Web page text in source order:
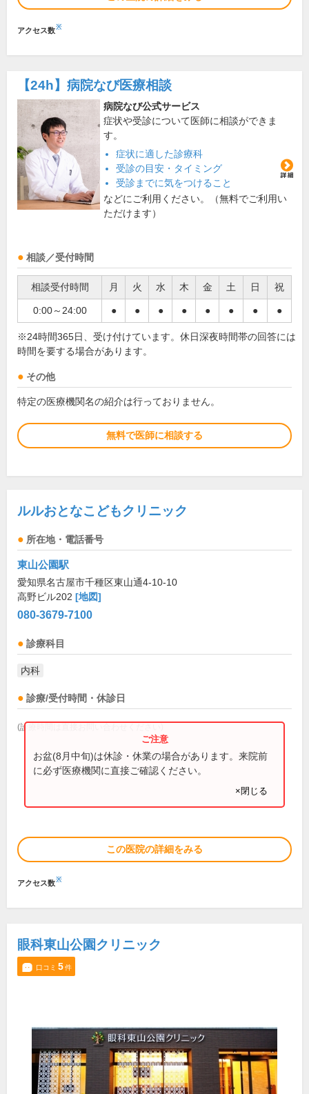
アクセス数※
【24h】 病院なび医療相談
病院なび公式サービス
症状や受診について医師に相談ができま
す。
症状に適した診療科
受診の目安・タイミング
受診までに気をつけること
などにご利用ください。（無料でご利用い
ただけます）
相談／受付時間
相談受付時間 月 火 水 木 金 土 日 祝
0:00～24:00 ● ● ● ● ● ● ● ●
※24時間365日、受け付けています。休日深夜時間帯の回答には
時間を要する場合があります。
その他
特定の医療機関名の紹介は行っておりません。
無料で医師に相談する
ルルおとなこどもクリニック
所在地・電話番号
東山公園駅
愛知県名古屋市千種区東山通4-10-10
高野ビル202 [地図]
080-3679-7100
診療科目
内科
診療/受付時間・休診日
(診療時間は直接お問い合わせください)
お盆(8月中旬)は休診・休業の場合があります。来院前
に必ず医療機関に直接ご確認ください。
×閉じる
この医院の詳細をみる
アクセス数※
眼科東山公園クリニック
口コミ 5件